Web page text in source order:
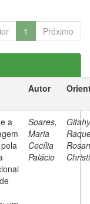
1 Próximo
Autor
a
Soares,
Maria
Cecília
Palácio
Rosan